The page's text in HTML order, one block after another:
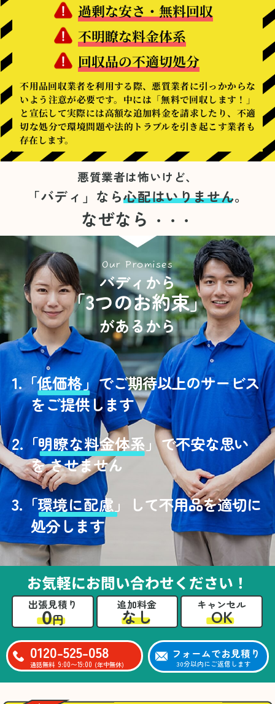
過剰な安さ・無料回収
不明瞭な料金体系
回収品の不適切処分
不用品回収業者を利用する際、悪質業者に引っかからな
いよう注意が必要です。中には「無料で回収します！」
と宣伝して実際には高額な追加料金を請求したり、不適
切な処分で環境問題や法的トラブルを引き起こす業者も
存在します。
悪質業者は怖いけど、
「バディ」なら心配はいりません。
なぜなら ・・・
Our Promises
バディから
「3つのお約束」
があるから
1.「低価格」でご期待以上のサービス
をご提供します
2.「明瞭な料金体系」で不安な思い
を させません
3. 「環境に配慮」
して不用品を適切に
処分します
お気軽にお問い合わせください！
出張見積り
0円
追加料金
なし
キャンセル
OK
0120-525-058
通話無料 9:00〜19:00 (年中無休)
フォームでお見積り
30分以内にご返信します